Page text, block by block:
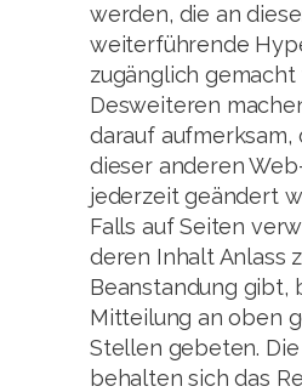
werden, die an
weiterführende
zugänglich gemacht
Desweiteren
darauf aufmerksam,
dieser anderen
jederzeit geändert
Falls auf Seiten
deren Inhalt Anlass
Beanstandung gibt,
Mitteilung an oben
Stellen gebeten.
behalten sich das